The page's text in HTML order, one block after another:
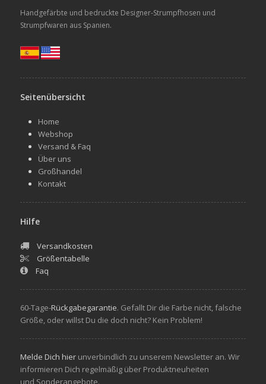
Handgefärbte und bedruckte Designer-Strumpfhosen und
Strumpfwaren aus Spanien.
Seitenübersicht
Home
Webshop
Versand & Faq
Über uns
Großhandel
Kontakt
Hilfe
Versandkosten
Größentabelle
Faq
60-Tage-Rückgabegarantie. Gefallt Dir die Farbe nicht, falsche
Größe, oder willst Du die doch nicht? Kein Problem!
Melde Dich hierunverbindlich zu unserem Newsletter an. Wir
informieren Dich regelmäßig über Produktneuheiten
und Sonderangebote.